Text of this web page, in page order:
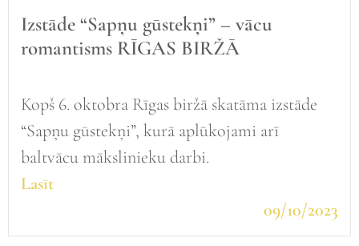
Izstāde “Sapņu gūstekņi” – vācu
romantisms RĪGAS BIRŽĀ
Kopš 6. oktobra Rīgas biržā skatāma izstāde
“Sapņu gūstekņi”, kurā aplūkojami arī
baltvācu mākslinieku darbi.
Lasīt
09/10/2023